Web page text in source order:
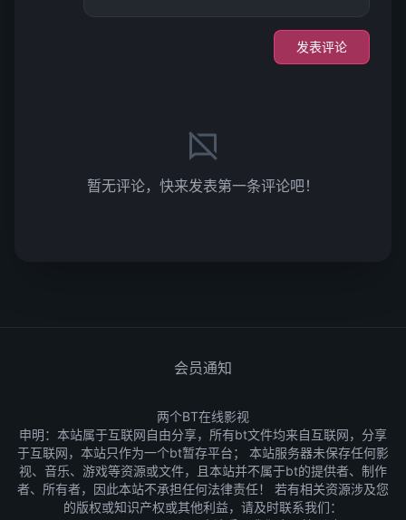
发表评论
暂无评论，快来发表第一条评论吧！
会员通知
两个BT在线影视
申明：本站属于互联网自由分享，所有bt文件均来自互联网，分享
于互联网，本站只作为一个bt暂存平台； 本站服务器未保存任何影
视、音乐、游戏等资源或文件，且本站并不属于bt的提供者、制作
者、所有者，因此本站不承担任何法律责任！ 若有相关资源涉及您
的版权或知识产权或其他利益，请及时联系我们：